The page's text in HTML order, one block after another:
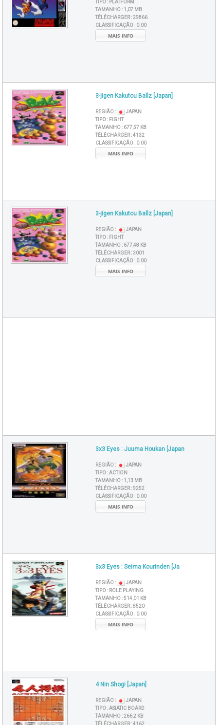
TIPO : PLATFORM
TAMANHO : 1,07 MB
TÉLÉCHARGER :29866
CLASSIFICAÇÃO : 0.00
MAIS INFO
3-jigen Kakutou Ballz [Japan]
REGIÃO :
JAPAN
TIPO : FIGHT
TAMANHO : 677,57 KB
TÉLÉCHARGER :4132
CLASSIFICAÇÃO : 0.00
MAIS INFO
3-jigen Kakutou Ballz [Japan]
REGIÃO :
JAPAN
TIPO : FIGHT
TAMANHO : 677,48 KB
TÉLÉCHARGER :3001
CLASSIFICAÇÃO : 0.00
MAIS INFO
3x3 Eyes : Juuma Houkan [Japan
REGIÃO :
JAPAN
TIPO :ACTION
TAMANHO : 1,13 MB
TÉLÉCHARGER :9252
CLASSIFICAÇÃO : 0.00
MAIS INFO
3x3 Eyes : Seima Kourinden [Ja
REGIÃO :
JAPAN
TIPO : ROLE PLAYING
TAMANHO :514,01 KB
TÉLÉCHARGER :8520
CLASSIFICAÇÃO : 0.00
MAIS INFO
4 Nin Shogi [Japan]
REGIÃO :
JAPAN
TIPO :ASIATIC BOARD
TAMANHO :266,2 KB
TÉLÉCHARGER :4162